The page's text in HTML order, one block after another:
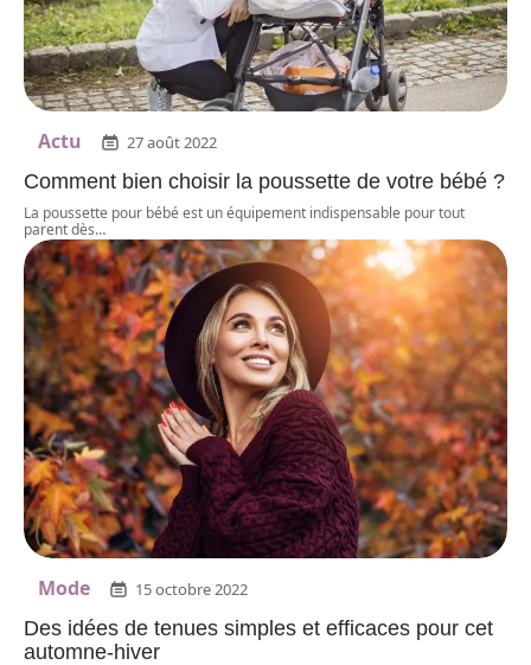
Actu 27 août 2022
Comment bien choisir la poussette de votre bébé ?
La poussette pour bébé est un équipement indispensable pour tout
parent dès…
Mode 15 octobre 2022
Des idées de tenues simples et efficaces pour cet
automne-hiver